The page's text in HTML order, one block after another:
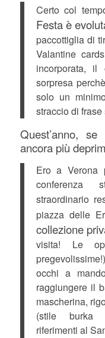
Certo col
Festa è
paccottiglia di
Valantine
incorporata,
sorpresa
solo un
straccio di
Quest’anno,
ancora più
Ero a Verona
conferenza
straordinario
piazza delle
collezione
visita! Le
occhi a
raggiungere il
mascherina,
(stile burka
riferimenti al